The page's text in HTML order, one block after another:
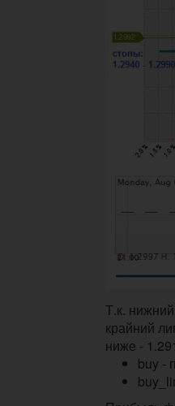
Т.к.
крайний
ниже -
buy -